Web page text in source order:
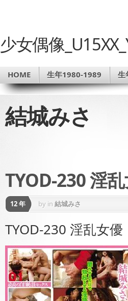
少女偶像
HOME 生年1980-1989 生
結城みさ
TYOD-230 淫
12 年 by in 結城みさ
TYOD-230 淫乱女